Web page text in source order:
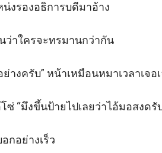
งรองอธิการบดีมาอ้าง
ว่าใครจะทรมานกว่ากัน
างครับ” หน้าเหมือนหมาเวลาเจอ
“มึงขึ้นป้ายไปเลยว่าไอ้มอสงดรั
กอย่างเร็ว